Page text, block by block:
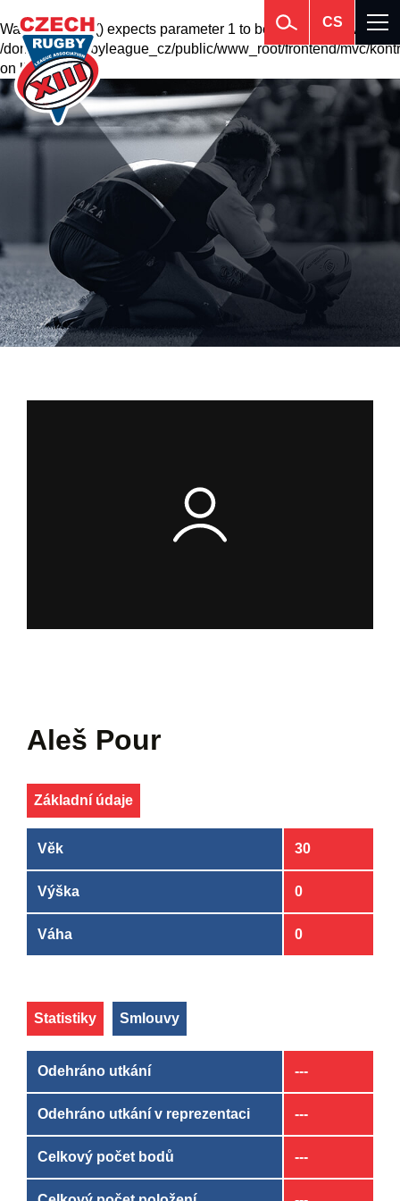
Warning: krsort() expects parameter 1 to be array, null given in
/domains2/rugbyleague_cz/public/www_root/frontend/mvc/
on line201
CS
Aleš Pour
Základní údaje
Věk 30
Výška 0
Váha 0
Statistiky Smlouvy
Odehráno utkání ---
Odehráno utkání v reprezentaci ---
Celkový počet bodů ---